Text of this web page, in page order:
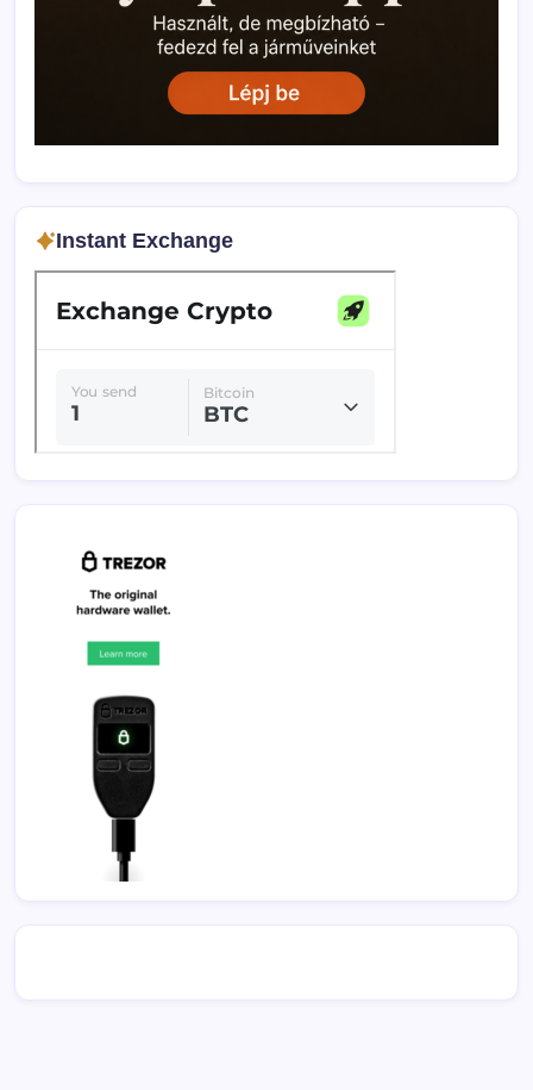
Instant Exchange